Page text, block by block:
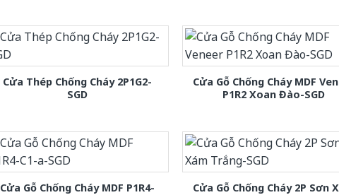
Cửa Thép Chống Cháy 2P1G2-
SGD
Cửa Gỗ Chống Cháy MDF
P1R2 Xoan Đào-SGD
Cửa Gỗ Chống Cháy MDF P1R4-
Cửa Gỗ Chống Cháy 2P Sơn